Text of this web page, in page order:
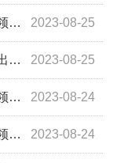
2023-08-25
2023-08-25
2023-08-24
2023-08-24